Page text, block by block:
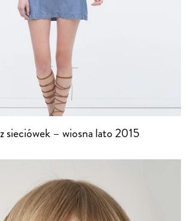
sieciówek – wiosna lato 2015